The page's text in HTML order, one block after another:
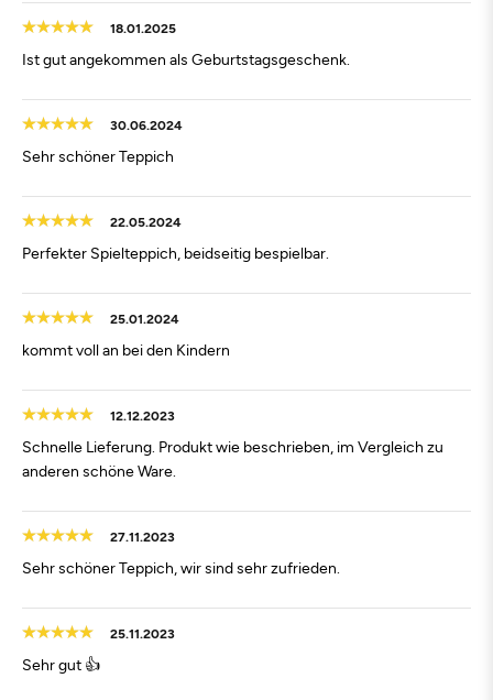
18.01.2025
Ist gut angekommen als Geburtstagsgeschenk.
30.06.2024
Sehr schöner Teppich
22.05.2024
Perfekter Spielteppich, beidseitig bespielbar.
25.01.2024
kommt voll an bei den Kindern
12.12.2023
Schnelle Lieferung. Produkt wie beschrieben, im Vergleich zu
anderen schöne Ware.
27.11.2023
Sehr schöner Teppich, wir sind sehr zufrieden.
25.11.2023
Sehr gut 👍